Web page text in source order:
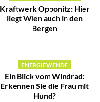
Kraftwerk Opponitz: Hier
liegt Wien auch in den
Bergen
ENERGIEWENDE
Ein Blick vom Windrad:
Erkennen Sie die Frau mit
Hund?